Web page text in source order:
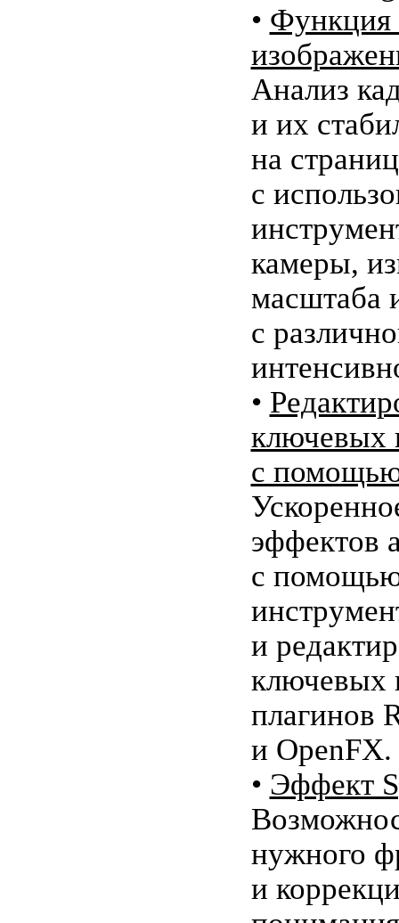
• Функция
Анализ
и их
на
с
камеры,
масштаба
с
•
ключевых
с
эффектов
с
и
ключевых
плагинов
и OpenFX.
• Эффект
нужного
и